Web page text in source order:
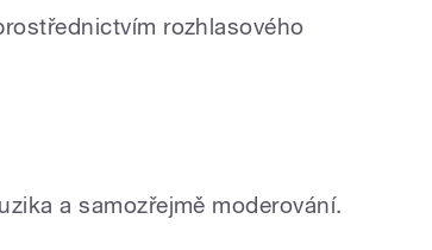
rozhlasového
a samozřejmě moderování.